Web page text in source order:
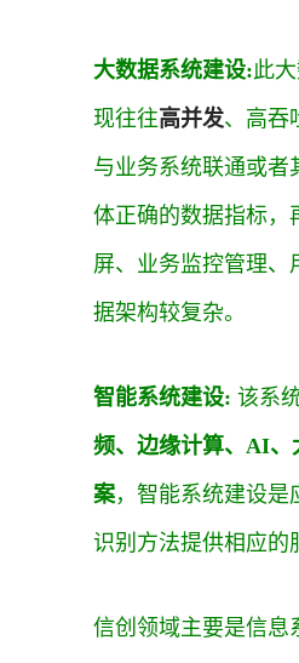
大数据系统建设:此
现往往高并发、高吞
与业务系统联通或者
体正确的数据指标，
屏、业务监控管理、
据架构较复杂。
智能系统建设: 该系
频、 边缘计算、AI、
案，智能系统建设是
识别方法提供相应的
信创领域主要是信